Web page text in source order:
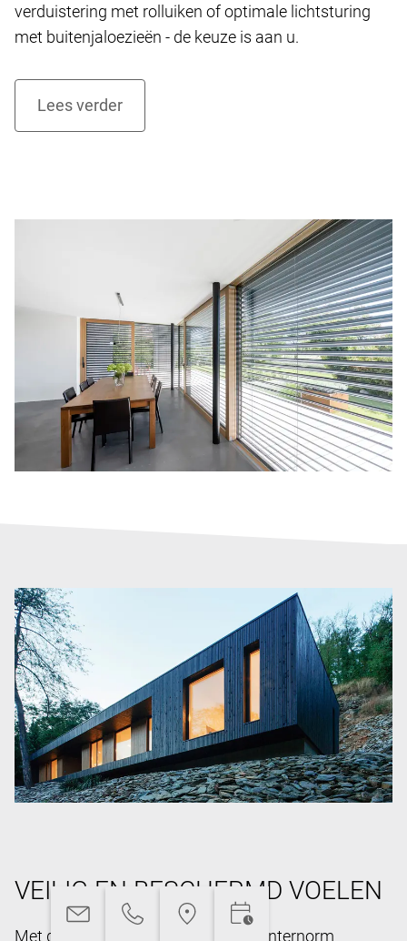
verduistering met rolluiken of optimale lichtsturing
met buitenjaloezieën - de keuze is aan u.
VEILIG EN BESCHERMD VOELEN
Met de uitgekiende technieken van Internorm